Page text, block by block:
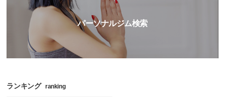
パーソナルジム検索
ランキング ranking